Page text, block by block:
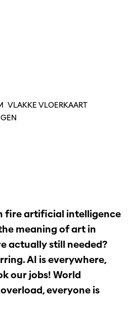
VLAKKE VLOERKAART
fire artificial intelligence
meaning of art in
actually still needed?
AI is everywhere,
our jobs! World
everyone is